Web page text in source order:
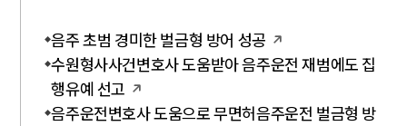
음주 초범 경미한 벌금형 방어 성공
수원형사사건변호사 도움받아 음주운전 재범에도 집
행유예 선고
음주운전변호사 도움으로 무면허음주운전 벌금형 방